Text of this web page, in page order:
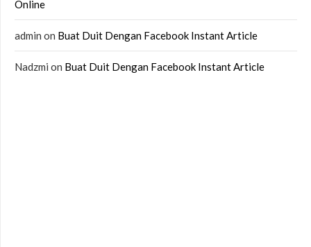
Online
admin on Buat Duit Dengan Facebook Instant Article
Nadzmi on Buat Duit Dengan Facebook Instant Article